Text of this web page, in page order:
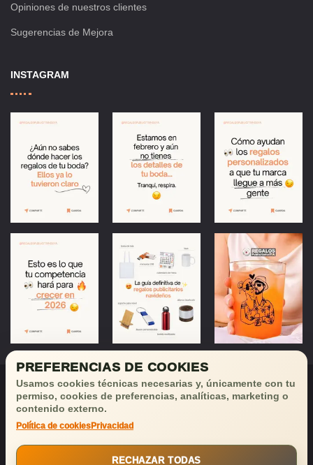
Opiniones de nuestros clientes
Sugerencias de Mejora
INSTAGRAM
buenas noticias!
PREFERENCIAS DE COOKIES
Usamos cookies técnicas necesarias y, únicamente con tu
permiso, cookies de preferencias, analíticas, marketing o
contenido externo.
Política de cookies Privacidad
RECHAZAR TODAS